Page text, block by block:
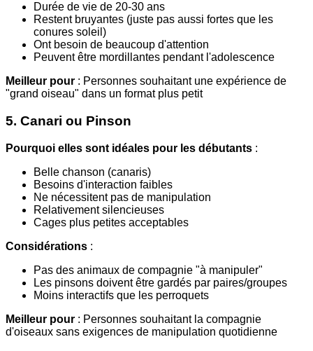
Durée de vie de 20-30 ans
Restent bruyantes (juste pas aussi fortes que les
conures soleil)
Ont besoin de beaucoup d'attention
Peuvent être mordillantes pendant l'adolescence
Meilleur pour : Personnes souhaitant une expérience de
"grand oiseau" dans un format plus petit
5. Canari ou Pinson
Pourquoi elles sont idéales pour les débutants :
Belle chanson (canaris)
Besoins d'interaction faibles
Ne nécessitent pas de manipulation
Relativement silencieuses
Cages plus petites acceptables
Considérations :
Pas des animaux de compagnie "à manipuler"
Les pinsons doivent être gardés par paires/groupes
Moins interactifs que les perroquets
Meilleur pour : Personnes souhaitant la compagnie
d'oiseaux sans exigences de manipulation quotidienne